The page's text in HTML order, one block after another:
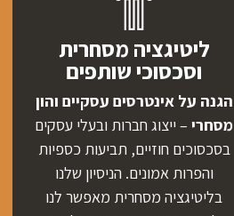
ליטיגציה מסחרית
וסכסוכי שותפים
הגנה על אינטרסים עסקיים והון
מסחרי – ייצוג חברות ובעלי עסקים
בסכסוכים חוזיים, תביעות כספיות
והפרות אמונים. הניסיון שלנו
בליטיגציה מסחרית מאפשר לנו